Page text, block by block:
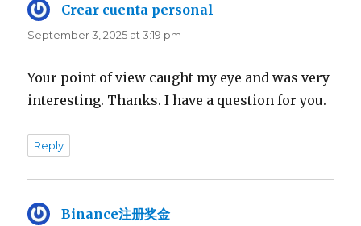
Crear cuenta personal
September 3, 2025 at 3:19 pm
Your point of view caught my eye and was very
interesting. Thanks. I have a question for you.
Reply
Binance注册奖金